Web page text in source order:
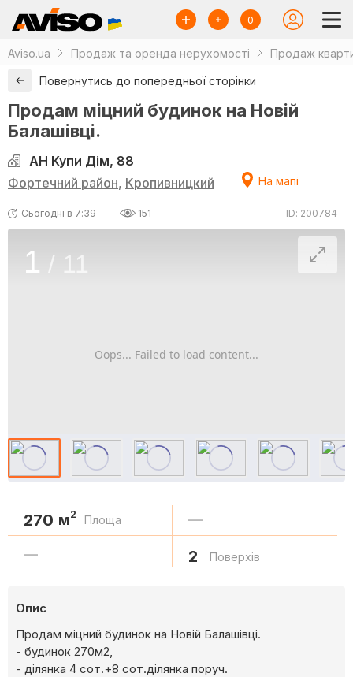
0
Aviso.ua Продаж та оренда нерухомості Продаж
Повернутись до попередньої сторінки
Продам міцний будинок на Новій
Балашівці.
АН Купи Дім, 88
Фортечний район, Кропивницкий На мапі
Сьогодні в 7:39 151 ID: 200784
Oops... Failed to load content...
1 / 11
270 м2 Площа —
— 2 Поверхів
Опис
Продам міцний будинок на Новій Балашівці.
- будинок 270м2,
- ділянка 4 сот.+8 сот.ділянка поруч.